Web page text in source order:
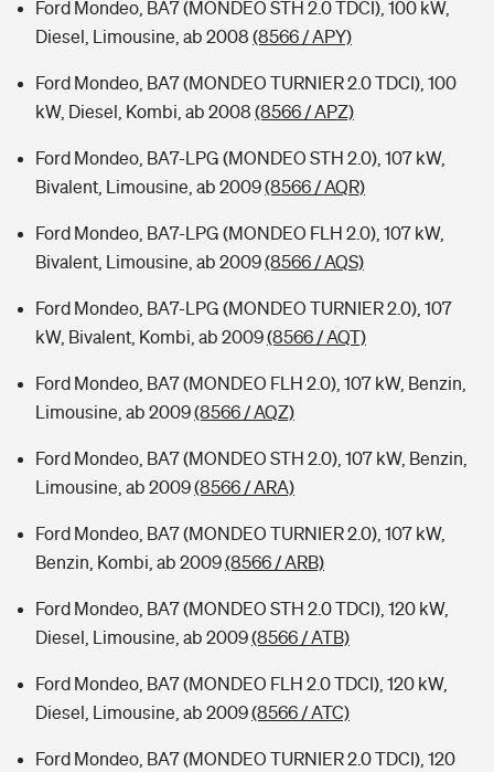
Ford Mondeo, BA7 (MONDEO STH 2.0 TDCI), 100 kW,
Diesel, Limousine, ab 2008 (8566 / APY)
Ford Mondeo, BA7 (MONDEO TURNIER 2.0 TDCI), 100
kW, Diesel, Kombi, ab 2008 (8566 / APZ)
Ford Mondeo, BA7-LPG (MONDEO STH 2.0), 107 kW,
Bivalent, Limousine, ab 2009(8566 / AQR)
Ford Mondeo, BA7-LPG (MONDEO FLH 2.0), 107 kW,
Bivalent, Limousine, ab 2009(8566 / AQS)
Ford Mondeo, BA7-LPG (MONDEO TURNIER 2.0), 107
kW, Bivalent, Kombi, ab 2009(8566 / AQT)
Ford Mondeo, BA7 (MONDEO FLH 2.0), 107 kW, Benzin,
Limousine, ab 2009(8566 / AQZ)
Ford Mondeo, BA7 (MONDEO STH 2.0), 107 kW, Benzin,
Limousine, ab 2009(8566 / ARA)
Ford Mondeo, BA7 (MONDEO TURNIER 2.0), 107 kW,
Benzin, Kombi, ab 2009(8566 / ARB)
Ford Mondeo, BA7 (MONDEO STH 2.0 TDCI), 120 kW,
Diesel, Limousine, ab 2009(8566 / ATB)
Ford Mondeo, BA7 (MONDEO FLH 2.0 TDCI), 120 kW,
Diesel, Limousine, ab 2009(8566 / ATC)
Ford Mondeo, BA7 (MONDEO TURNIER 2.0 TDCI), 120